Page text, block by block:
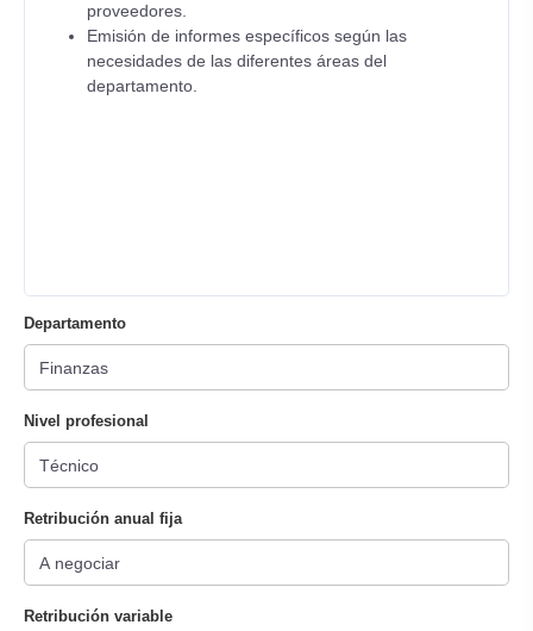
proveedores.
Emisión de informes específicos según las
necesidades de las diferentes áreas del
departamento.
Departamento
Nivel profesional
Retribución anual fija
Retribución variable